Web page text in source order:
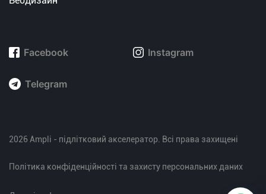
Facebook Instagram
Telegram
2026 Ampli - підлітковий акселератор. Всі права захищені
Політика конфіденційності та захисту персональних даних